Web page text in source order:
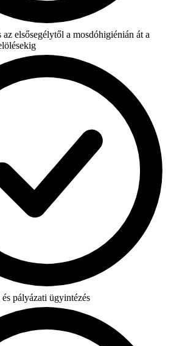
elsősegélytől a mosdóhigiénián át a
pályázati ügyintézés